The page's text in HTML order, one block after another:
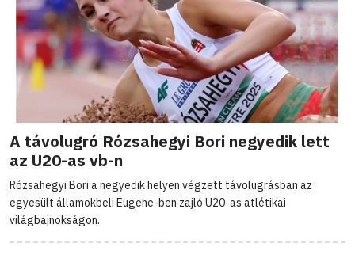
A távolugró Rózsahegyi Bori negyedik lett
az U20-as vb-n
Rózsahegyi Bori a negyedik helyen végzett távolugrásban az
egyesült államokbeli Eugene-ben zajló U20-as atlétikai
világbajnokságon.